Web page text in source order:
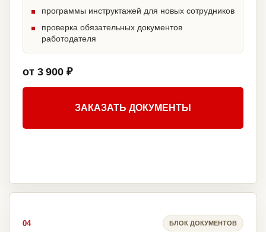
программы инструктажей для новых сотрудников
проверка обязательных документов
работодателя
от 3 900 ₽
ЗАКАЗАТЬ ДОКУМЕНТЫ
04 БЛОК ДОКУМЕНТОВ